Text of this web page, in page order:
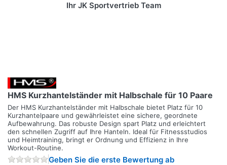
Ihr JK Sportvertrieb Team
HMS Kurzhantelständer mit Halbschale für 10 Paare
Der HMS Kurzhantelständer mit Halbschale bietet Platz für 10
Kurzhantelpaare und gewährleistet eine sichere, geordnete
Aufbewahrung. Das robuste Design spart Platz und erleichtert
den schnellen Zugriff auf Ihre Hanteln. Ideal für Fitnessstudios
und Heimtraining, bringt er Ordnung und Effizienz in Ihre
Workout-Routine.
Geben Sie die erste Bewertung ab